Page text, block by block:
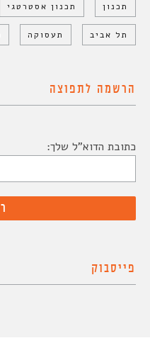
תכנון תכנון אסטרטגי
תל אביב תעסוקה
הרשמה לתפוצה
כתובת הדוא"ל שלך:
פייסבוק